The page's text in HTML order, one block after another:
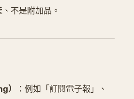
不是附加品。
）
：例如「訂閱電子報」、